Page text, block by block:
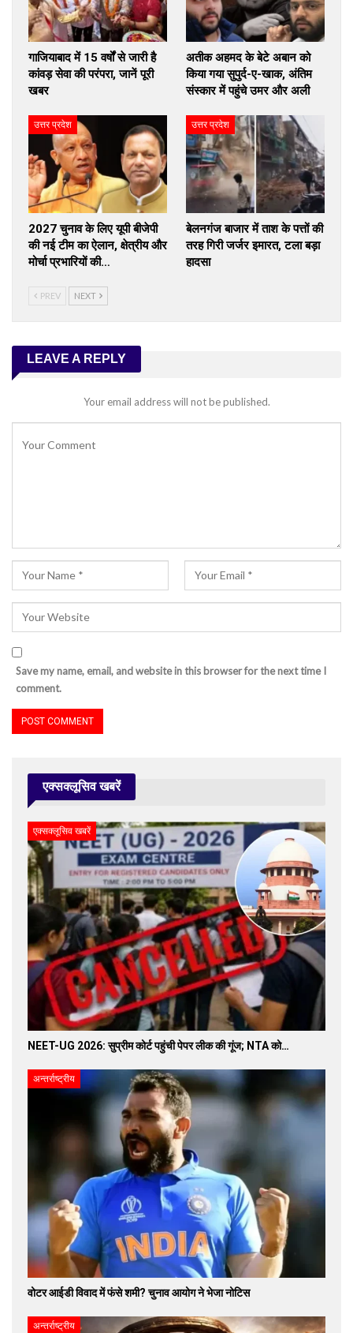
गाजियाबाद में 15 वर्षों से जारी है
कांवड़ सेवा की परंपरा, जानें पूरी
खबर
अतीक अहमद के बेटे अबान को
किया गया सुपुर्द-ए-खाक, अंतिम
संस्कार में पहुंचे उमर और अली
उत्तर प्रदेश
2027 चुनाव के लिए यूपी बीजेपी
की नई टीम का ऐलान, क्षेत्रीय और
मोर्चा प्रभारियों की…
उत्तर प्रदेश
बेलनगंज बाजार में ताश के पत्तों की
तरह गिरी जर्जर इमारत, टला बड़ा
हादसा
PREV NEXT
LEAVE A REPLY
Your email address will not be published.
Save my name, email, and website in this browser for the next time I
comment.
एक्सक्लूसिव खबरें
एक्सक्लूसिव खबरें
NEET-UG 2026: सुप्रीम कोर्ट पहुंची पेपर लीक की गूंज; NTA को…
अन्तर्राष्ट्रीय
वोटर आईडी विवाद में फंसे शमी? चुनाव आयोग ने भेजा नोटिस
अन्तर्राष्ट्रीय